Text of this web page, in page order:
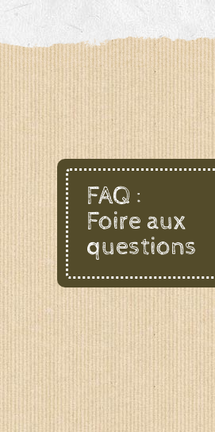
FAQ :
Foire aux
questions